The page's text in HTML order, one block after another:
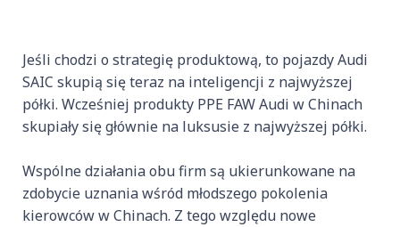
Jeśli chodzi o strategię produktową, to pojazdy Audi
SAIC skupią się teraz na inteligencji z najwyższej
półki. Wcześniej produkty PPE FAW Audi w Chinach
skupiały się głównie na luksusie z najwyższej półki.
Wspólne działania obu firm są ukierunkowane na
zdobycie uznania wśród młodszego pokolenia
kierowców w Chinach. Z tego względu nowe